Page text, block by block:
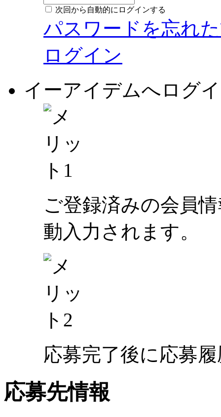
次回から自動的にログインする
パスワードを忘れ
ログイン
イーアイデムへログ
ご登録済みの会員
動入力されます。
応募完了後に応募
応募先情報